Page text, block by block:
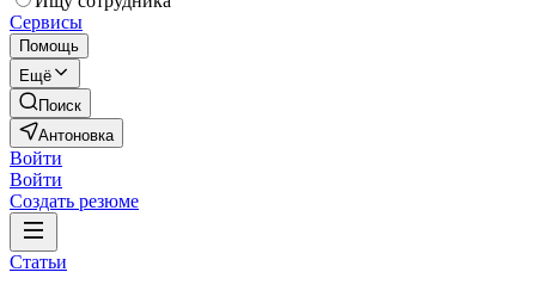
Сервисы
Помощь
Ещё
Поиск
Антоновка
Войти
Войти
Создать резюме
Статьи